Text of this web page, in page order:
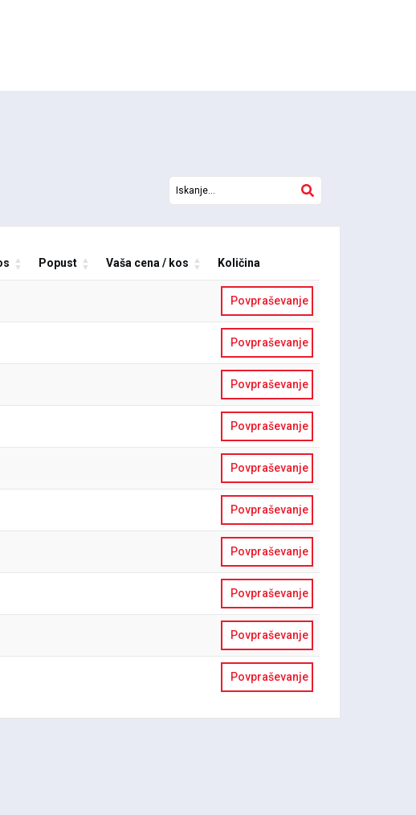
Popust Vaša cena / kos Količina
Povpraševanje
Povpraševanje
Povpraševanje
Povpraševanje
Povpraševanje
Povpraševanje
Povpraševanje
Povpraševanje
Povpraševanje
Povpraševanje